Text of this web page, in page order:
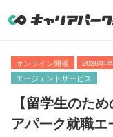
オンライン開催 2026年卒
エージェントサービス
【留学生のた
アパーク就職エ